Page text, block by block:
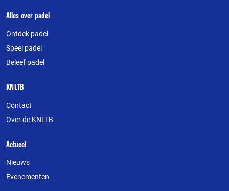
Over
deze
website
Alles over padel
Ontdek padel
Speel padel
Beleef padel
KNLTB
Contact
Over de KNLTB
Actueel
Nieuws
Evenementen